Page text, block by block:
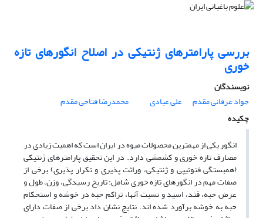
بررسی پارامترهای ژنتیکی در اصلاح انگورهای تازه
خوری
نویسندگان
جواد عرفانی مقدم
علی عبادی
محمدرضا فتاحی مقدم
چکیده
انگور یکی از مهمترین محصولات میوه در ایران است که اهمیت زیادی در
مصارف تازه خوری و کشمشی دارد. در این تحقیق پارامترهای ژنتیکی
(همبستگی فنوتیپی و ژنتیکی، وراثت پذیری و تکرار پذیری) برخی از
صفات مهم در انگورهای تازه خوری شامل: تاریخ رسیدگی، وزن، طول و
عرض حبه، قند، اسید و نسبت آنها، تراکم حبه در خوشه و استحکام
حبه به خوشه برآورد شده اند. نتایج نشان داد برخی از صفات دارای